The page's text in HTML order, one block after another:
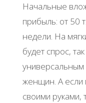
Начальные
прибыль: от 50
недели. На
будет спрос,
универсальным
женщин. А если
своими руками,